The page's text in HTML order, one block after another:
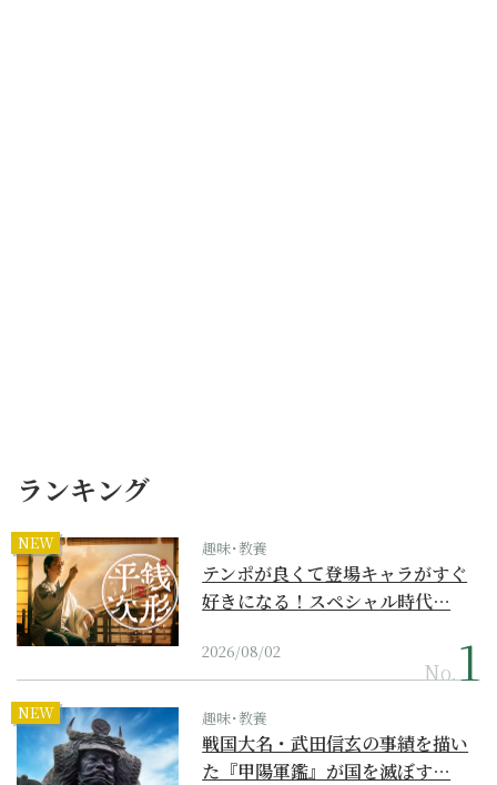
ランキング
NEW 趣味･教養
テンポが良くて登場キャラがすぐ
好きになる！スペシャル時代…
2026/08/02
No.
NEW 趣味･教養
戦国大名・武田信玄の事績を描い
た『甲陽軍鑑』が国を滅ぼす…